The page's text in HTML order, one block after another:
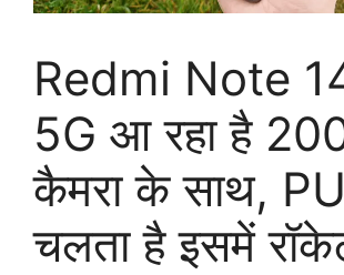
Redmi Note
5G आ रहा है
कैमरा के साथ,
चलता है इसमें